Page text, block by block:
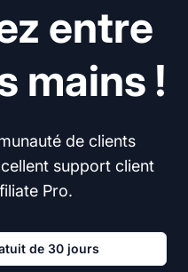
entre
mains !
de clients
support client
Pro.
de 30 jours